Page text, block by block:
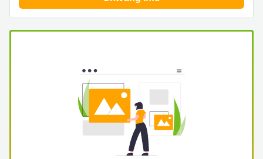
Arnhem
Kantoorruimte